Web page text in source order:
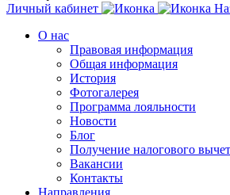
Личный кабинет
О нас
Правовая информация
Общая информация
История
Фотогалерея
Программа лояльности
Новости
Блог
Получение налогового
Вакансии
Контакты
Направления